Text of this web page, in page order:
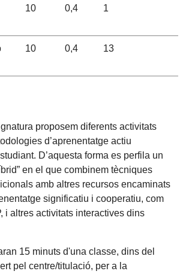
10 0,4 1
10 0,4 13
proposem diferents activitats
d’aprenentatge actiu
D’aquesta forma es perfila un
en el que combinem tècniques
amb altres recursos encaminats
significatiu i cooperatiu, com
i altres activitats interactives dins
15 minuts d'una classe, dins del
pel centre/titulació, per a la